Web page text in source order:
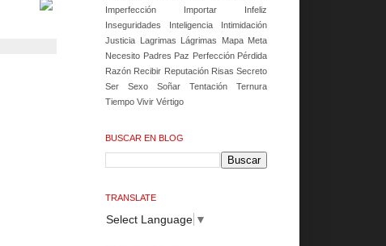
Imperfección
Importar
Infeliz
Inseguridades
Inteligencia
Intimidación
Justicia Lagrimas Lágrimas Mapa Meta
Necesito Padres Paz Perfección Pérdida
Razón Recibir Reputación Risas Secreto
Ser
Sexo Soñar Tentación
Ternura
Tiempo Vivir Vértigo
BUSCAR EN BLOG
TRANSLATE
Select Language ▼